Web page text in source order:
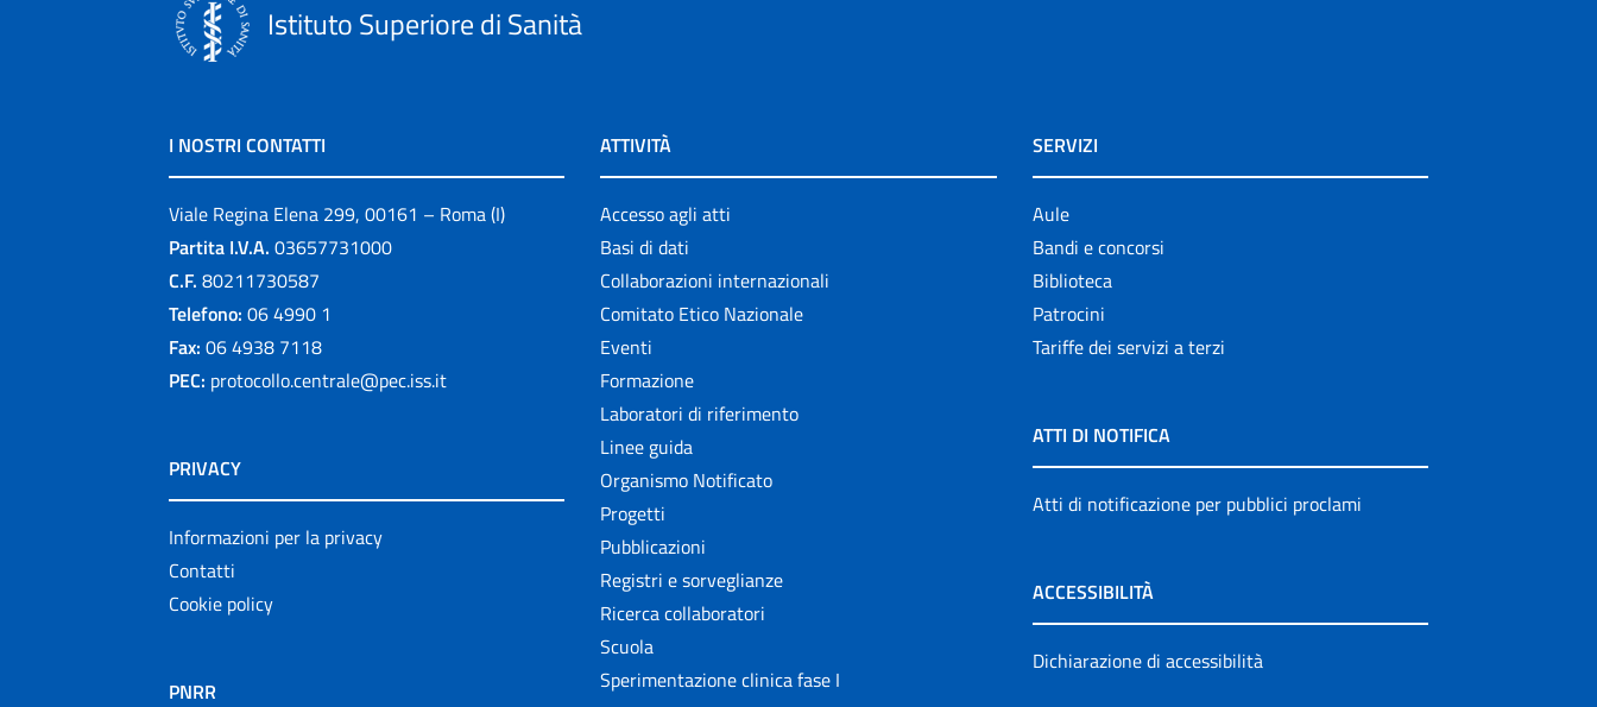
Istituto Superiore di Sanità
I NOSTRI CONTATTI
Viale Regina Elena 299, 00161 – Roma (I)
Partita I.V.A. 03657731000
C.F. 80211730587
Telefono: 06 4990 1
Fax: 06 4938 7118
PEC: protocollo.centrale@pec.iss.it
PRIVACY
Informazioni per la privacy
Contatti
Cookie policy
PNRR
ATTIVITÀ
Accesso agli atti
Basi di dati
Collaborazioni internazionali
Comitato Etico Nazionale
Eventi
Formazione
Laboratori di riferimento
Linee guida
Organismo Notificato
Progetti
Pubblicazioni
Registri e sorveglianze
Ricerca collaboratori
Scuola
Sperimentazione clinica fase I
SERVIZI
Aule
Bandi e concorsi
Biblioteca
Patrocini
Tariffe dei servizi a terzi
ATTI DI NOTIFICA
Atti di notificazione per pubblici proclami
ACCESSIBILITÀ
Dichiarazione di accessibilità